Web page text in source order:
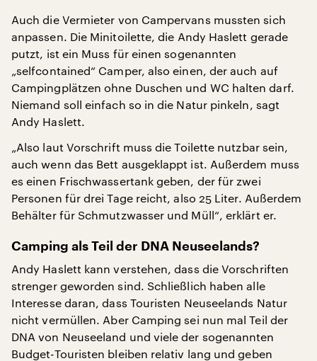
Auch die Vermieter von Campervans mussten sich
anpassen. Die Minitoilette, die Andy Haslett gerade
putzt, ist ein Muss für einen sogenannten
„selfcontained“ Camper, also einen, der auch auf
Campingplätzen ohne Duschen und WC halten darf.
Niemand soll einfach so in die Natur pinkeln, sagt
Andy Haslett.
„Also laut Vorschrift muss die Toilette nutzbar sein,
auch wenn das Bett ausgeklappt ist. Außerdem muss
es einen Frischwassertank geben, der für zwei
Personen für drei Tage reicht, also 25 Liter. Außerdem
Behälter für Schmutzwasser und Müll“, erklärt er.
Camping als Teil der DNA Neuseelands?
Andy Haslett kann verstehen, dass die Vorschriften
strenger geworden sind. Schließlich haben alle
Interesse daran, dass Touristen Neuseelands Natur
nicht vermüllen. Aber Camping sei nun mal Teil der
DNA von Neuseeland und viele der sogenannten
Budget-Touristen bleiben relativ lang und geben